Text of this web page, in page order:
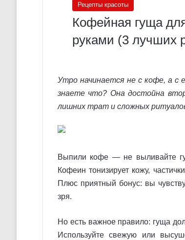
Рецепты красоты
Кофейная гуща
руками (3 лучших
Утро начинается не с кофе, а с
знаете что? Она достойна
лишних трат и сложных
Выпили кофе — не выливайте
Кофеин тонизирует кожу,
Плюс приятный бонус: вы
зря.
Но есть важное правило: гуща
Используйте свежую или